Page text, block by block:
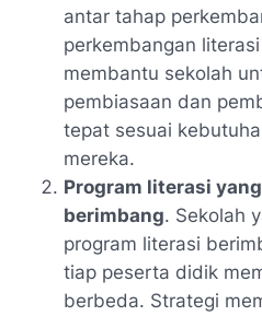
antar tahap
perkembangan
membantu sekolah
pembiasaan dan
tepat sesuai
mereka.
Program literasi
berimbang. Sekolah
program literasi
tiap peserta didik
berbeda. Strategi